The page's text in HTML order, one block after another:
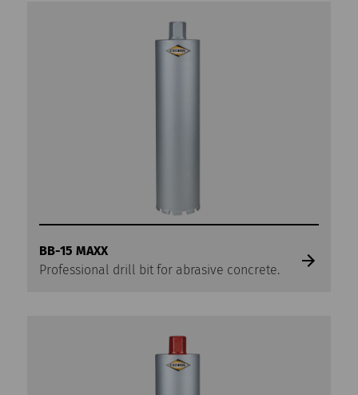
BB-15 MAXX
Professional drill bit for abrasive concrete.